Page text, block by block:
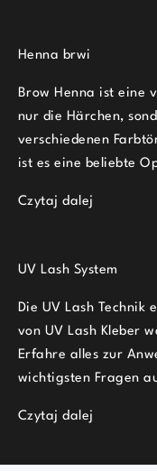
Henna brwi
Brow Henna ist eine
nur die Härchen,
verschiedenen
ist es eine beliebte
Czytaj dalej
UV Lash System
Die UV Lash Technik
von UV Lash Kleber
Erfahre alles zur
wichtigsten Fragen
Czytaj dalej